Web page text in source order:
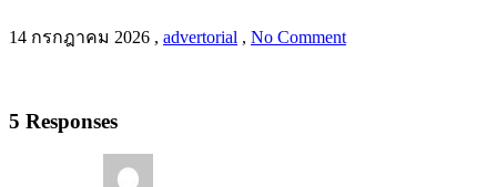
14 กรกฎาคม 2026 , advertorial , No Comment
5 Responses